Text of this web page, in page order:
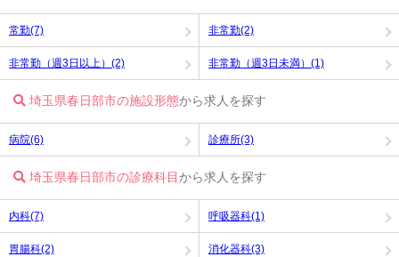
常勤(7) 非常勤(2)
非常勤（週3日以上）(2) 非常勤（週3日未満）(1)
埼玉県春日部市の施設形態から求人を探す
病院(6) 診療所(3)
埼玉県春日部市の診療科目から求人を探す
内科(7) 呼吸器科(1)
胃腸科(2) 消化器科(3)